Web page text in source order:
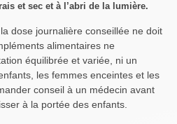
et sec et à l’abri de la lumière.
la dose journalière conseillée ne doit
alimentaires ne
équilibrée et variée, ni un
les femmes enceintes et les
conseil à un médecin avant
à la portée des enfants.